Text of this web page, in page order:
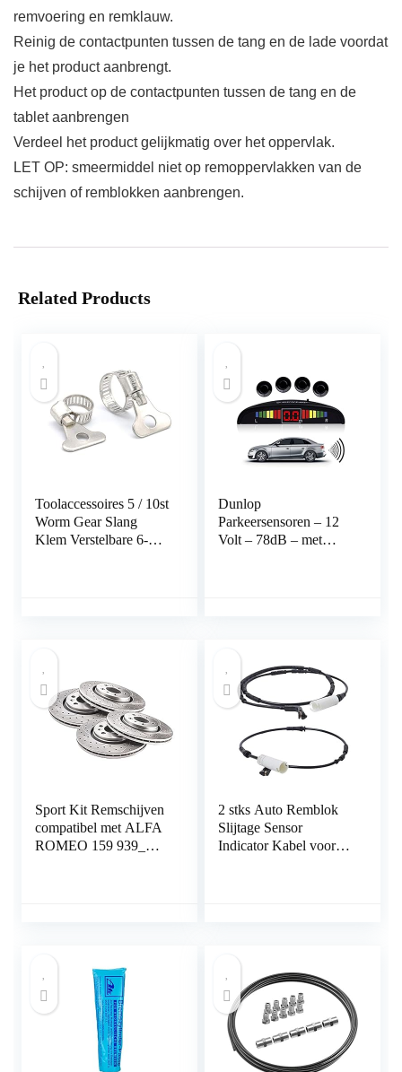
remvoering en remklauw.
Reinig de contactpunten tussen de tang en de lade voordat
je het product aanbrengt.
Het product op de contactpunten tussen de tang en de
tablet aanbrengen
Verdeel het product gelijkmatig over het oppervlak.
LET OP: smeermiddel niet op remoppervlakken van de
schijven of remblokken aanbrengen.
Related Products
Toolaccessoires 5 / 10st
Worm Gear Slang
Klem Verstelbare 6-
Dunlop
Parkeersensoren – 12
Volt – 78dB – met
Sport Kit Remschijven
compatibel met ALFA
ROMEO 159 939_
2 stks Auto Remblok
Slijtage Sensor
Indicator Kabel voor